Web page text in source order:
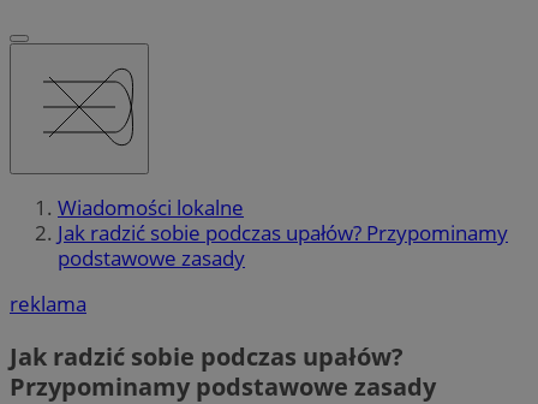
Wiadomości lokalne
Jak radzić sobie podczas upałów? Przypominamy
podstawowe zasady
reklama
Jak radzić sobie podczas upałów?
Przypominamy podstawowe zasady